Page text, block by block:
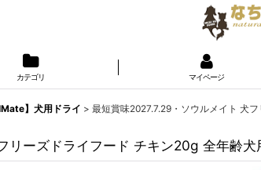
カテゴリ マイページ
】犬用ドライ > 最短賞味2027.7.29・ソウルメイト 犬
リーズドライフード チキン20g 全年齢